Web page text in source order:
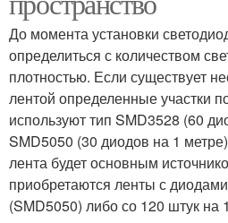
Температура для
светодиодной ленты
Натяжной потолок
До момента установки
определиться с количеством
плотностью. Если существует
лентой определенные участки
используют тип SMD3528 (60
SMD5050 (30 диодов на 1
лента будет основным
приобретаются ленты с
(SMD5050) либо со 120 штук на